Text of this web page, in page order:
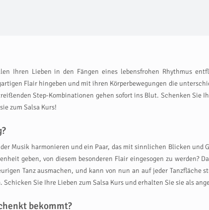
Ihren Lieben in den Fängen eines lebensfrohen Rhythmus
Flair hingeben und mit ihren Körperbewegungen die
Step-Kombinationen gehen sofort ins Blut. Schenken Sie
zum Salsa Kurs!
Musik harmonieren und ein Paar, das mit sinnlichen Blicken und
geben, von diesem besonderen Flair eingesogen zu werden?
Tanz ausmachen, und kann von nun an auf jeder Tanzfläche
Sie Ihre Lieben zum Salsa Kurs und erhalten Sie sie als
bekommt?